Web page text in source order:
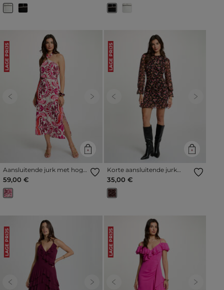
LAGE PRIJS
Previous Next
Aansluitende jurk met hoge
kraag meerkleurig vrouw
59,00 €
LAGE PRIJS
Previous Next
Korte aansluitende jurk
meerkleurig vrouw
35,00 €
LAGE PRIJS
Previous Next
LAGE PRIJS
Previous Next